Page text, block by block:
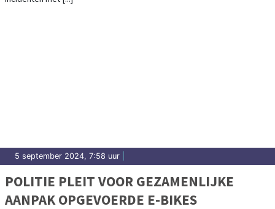
5 september 2024, 7:58 uur
POLITIE PLEIT VOOR GEZAMENLIJKE
AANPAK OPGEVOERDE E-BIKES